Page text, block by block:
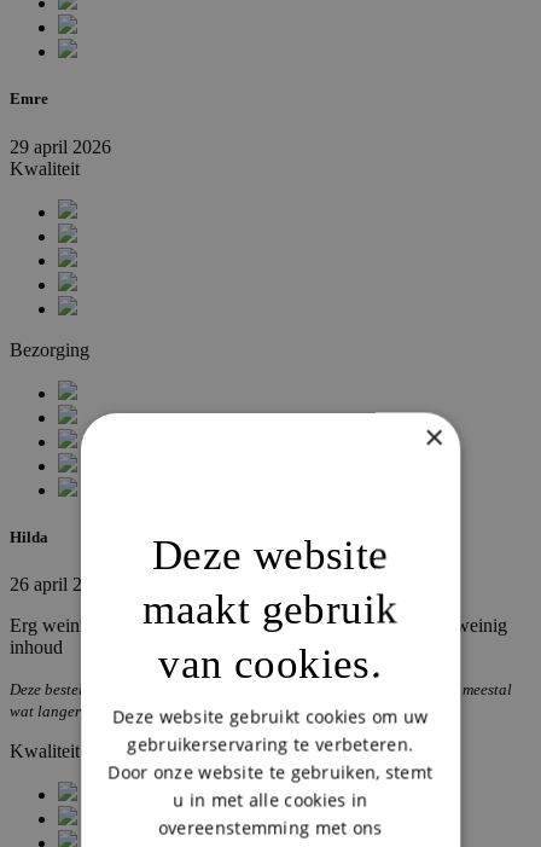
Emre
29 april 2026
Kwaliteit
Bezorging
Hilda
26 april 2026
Erg weinig patat!...verder prima maar voor dit geld veel te weinig
inhoud
Deze bestelling werd geplaatst op een zondag. Bezorgtijden zijn dan meestal
wat langer wegens drukte.
Kwaliteit
×
Deze website
maakt gebruik
van cookies.
Deze website gebruikt cookies om uw
gebruikerservaring te verbeteren.
Door onze website te gebruiken, stemt
u in met alle cookies in
overeenstemming met ons